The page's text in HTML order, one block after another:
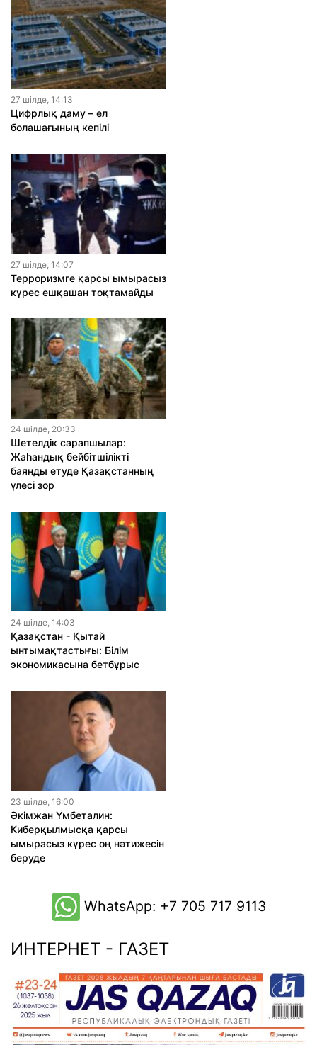
27 шiлде, 14:13
Цифрлық даму – ел
болашағының кепілі
27 шiлде, 14:07
Терроризмге қарсы ымырасыз
күрес ешқашан тоқтамайды
24 шiлде, 20:33
Шетелдік сарапшылар:
Жаһандық бейбітшілікті
баянды етуде Қазақстанның
үлесі зор
24 шiлде, 14:03
Қазақстан - Қытай
ынтымақтастығы: Білім
экономикасына бетбұрыс
23 шiлде, 16:00
Әкімжан Үмбеталин:
Киберқылмысқа қарсы
ымырасыз күрес оң нәтижесін
беруде
WhatsApp: +7 705 717 9113
ИНТЕРНЕТ - ГАЗЕТ